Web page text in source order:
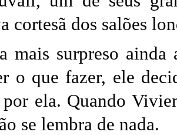
cortesã dos salões
mais surpreso ainda
o que fazer, ele
por ela. Quando
se lembra de nada.